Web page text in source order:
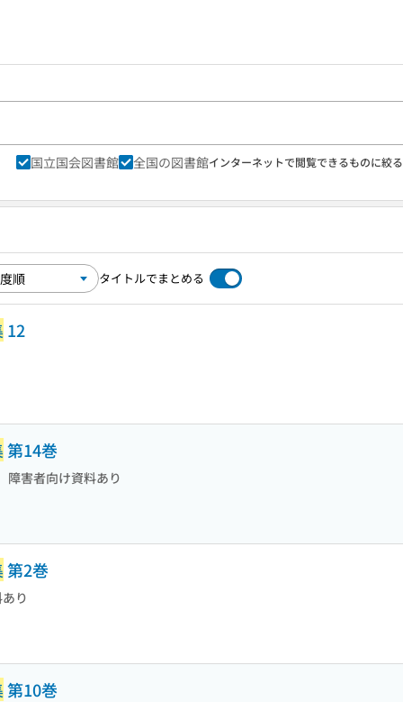
国立国会図書館 全国の図書館インターネットで閲覧できるものに絞る
タイトルでまとめる
12
第14巻
障害者向け資料あり
第2巻
り
第10巻